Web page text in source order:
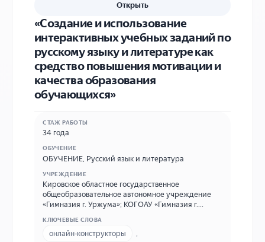
Открыть
«Создание и использование
интерактивных учебных заданий по
русскому языку и литературе как
средство повышения мотивации и
качества образования
обучающихся»
СТАЖ РАБОТЫ
34 года
ОБУЧЕНИЕ
ОБУЧЕНИЕ Русский язык и литература
УЧРЕЖДЕНИЕ
Кировское областное государственное
общеобразовательное автономное учреждение
«Гимназия г. Уржума»; КОГОАУ «Гимназия г.
(директор); urzhum_gimns@mail.ru 34 года
КЛЮЧЕВЫЕ СЛОВА
онлайн-конструкторы